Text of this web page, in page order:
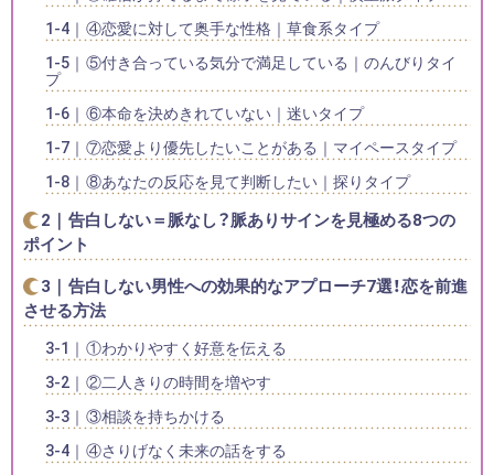
④恋愛に対して奥手な性格｜草食系タイプ
⑤付き合っている気分で満足している｜のんびりタイ
プ
⑥本命を決めきれていない｜迷いタイプ
⑦恋愛より優先したいことがある｜マイペースタイプ
⑧あなたの反応を見て判断したい｜探りタイプ
告白しない＝脈なし？脈ありサインを見極める8つの
ポイント
告白しない男性への効果的なアプローチ7選！恋を前進
させる方法
①わかりやすく好意を伝える
②二人きりの時間を増やす
③相談を持ちかける
④さりげなく未来の話をする